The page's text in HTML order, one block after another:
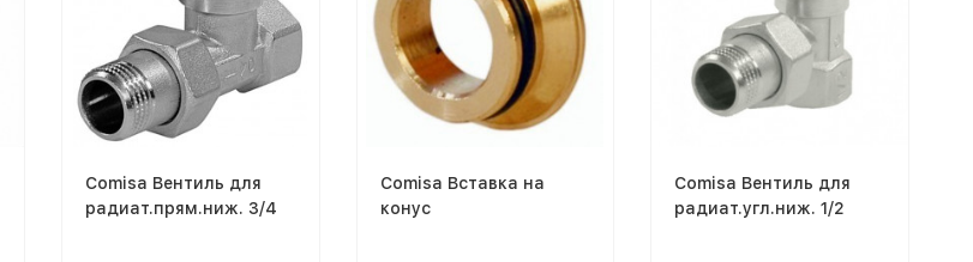
Comisa Вентиль для
радиат.прям.ниж. 3/4
Comisa Вставка на
конус
Comisa Вентиль для
радиат.угл.ниж. 1/2